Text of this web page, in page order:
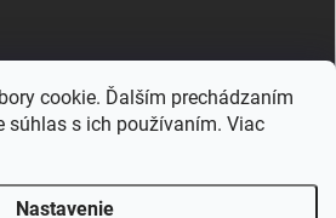
cookie. Ďalším prechádzaním
súhlas s ich používaním. Viac
Nastavenie